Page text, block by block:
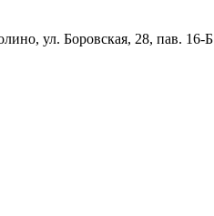
ул. Боровская, 28, пав.